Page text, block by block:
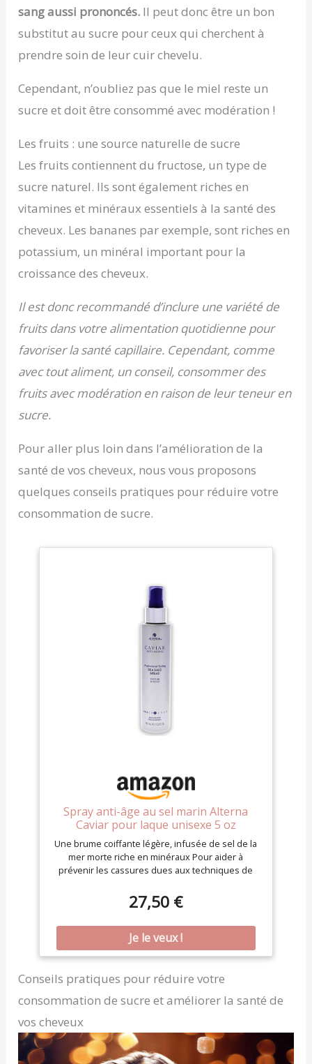
sang aussi prononcés. Il peut donc être un bon
substitut au sucre pour ceux qui cherchent à
prendre soin de leur cuir chevelu.
Cependant, n’oubliez pas que le miel reste un
sucre et doit être consommé avec modération !
Les fruits : une source naturelle de sucre
Les fruits contiennent du fructose, un type de
sucre naturel. Ils sont également riches en
vitamines et minéraux essentiels à la santé des
cheveux. Les bananes par exemple, sont riches en
potassium, un minéral important pour la
croissance des cheveux.
Il est donc recommandé d’inclure une variété de
fruits dans votre alimentation quotidienne pour
favoriser la santé capillaire. Cependant, comme
avec tout aliment, un conseil, consommer des
fruits avec modération en raison de leur teneur en
sucre.
Pour aller plus loin dans l’amélioration de la
santé de vos cheveux, nous vous proposons
quelques conseils pratiques pour réduire votre
consommation de sucre.
Spray anti-âge au sel marin Alterna
Caviar pour laque unisexe 5 oz
Une brume coiffante légère, infusée de sel de la
mer morte riche en minéraux Pour aider à
prévenir les cassures dues aux techniques de
riche source d'acides gras oméga-3 restaure
l'hydratation, l'élasticité et la brillance des cheveux
27,50 €
Conseils pratiques pour réduire votre
consommation de sucre et améliorer la santé de
vos cheveux